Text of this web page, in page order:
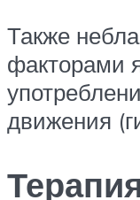
Также
факторами
движения